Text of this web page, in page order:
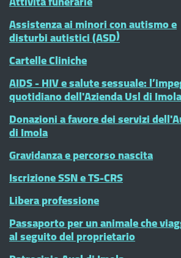
Assistenza ai minori con autismo e
disturbi autistici (ASD)
Cartelle Cliniche
AIDS - HIV e salute sessuale:
quotidiano dell'Azienda Usl di Imola
Donazioni a favore dei servizi
di Imola
Gravidanza e percorso nascita
Iscrizione SSN e TS-CRS
Libera professione
Passaporto per un animale che
al seguito del proprietario